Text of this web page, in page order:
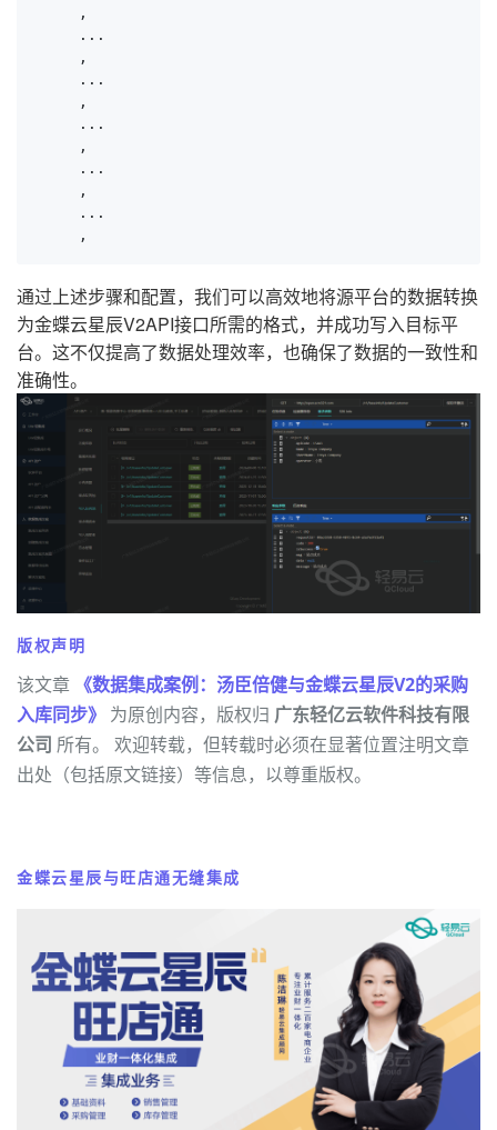
     ,
     ...
     ,
     ...
     ,
     ...
     ,
     ...
     ,
     ...
通过上述步骤和配置，我们可以高效地将源平台的数据转换
为金蝶云星辰V2API接口所需的格式，并成功写入目标平
台。这不仅提高了数据处理效率，也确保了数据的一致性和
准确性。
版权声明
该文章 《数据集成案例：汤臣倍健与金蝶云星辰V2的采购
入库同步》 为原创内容，版权归 广东轻亿云软件科技有限
公司 所有。 欢迎转载，但转载时必须在显著位置注明文章
出处（包括原文链接）等信息，以尊重版权。
金蝶云星辰与旺店通无缝集成